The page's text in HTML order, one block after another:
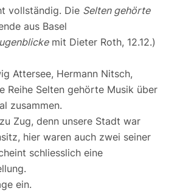
vollständig. Die Selten gehörte
aus Basel
mit Dieter Roth, 12.12.)
Attersee, Hermann Nitsch,
Reihe Selten gehörte Musik über
zusammen.
Zug, denn unsere Stadt war
hier waren auch zwei seiner
schliesslich eine
ein.